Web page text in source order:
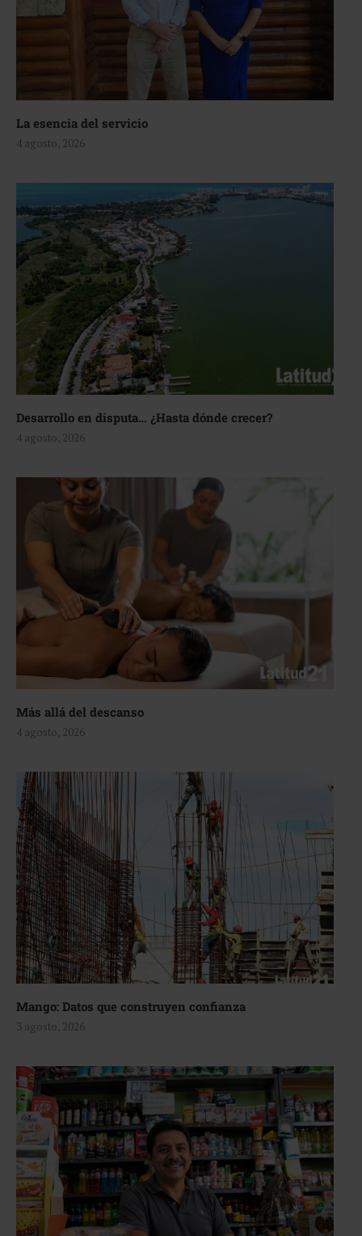
La esencia del servicio
4 agosto, 2026
Desarrollo en disputa… ¿Hasta dónde crecer?
4 agosto, 2026
Más allá del descanso
4 agosto, 2026
Mango: Datos que construyen confianza
3 agosto, 2026